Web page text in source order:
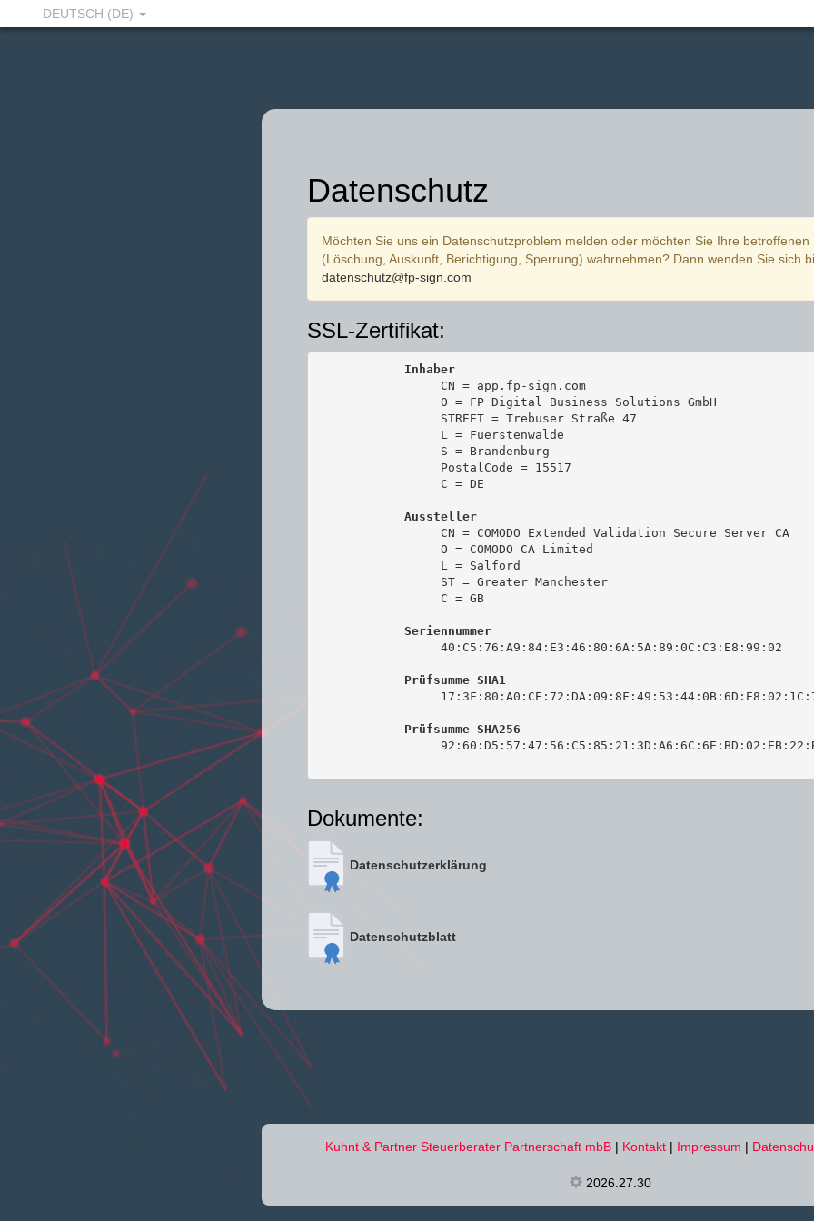
DEUTSCH (DE)
Datenschutz
Möchten Sie uns ein Datenschutzproblem melden oder möchten Sie Ihre betroffenen
(Löschung, Auskunft, Berichtigung, Sperrung) wahrnehmen? Dann wenden Sie sich
datenschutz@fp-sign.com
SSL-Zertifikat:
Inhaber
                 CN = app.fp-sign.com
                 O = FP Digital Business Solutions GmbH
                 STREET = Trebuser Straße 47
                 L = Fuerstenwalde
                 S = Brandenburg
                 PostalCode = 15517
                 C = DE
Aussteller
                 CN = COMODO Extended Validation Secure Server CA
                 O = COMODO CA Limited
                 L = Salford
                 ST = Greater Manchester
                 C = GB
Seriennummer
                 40:C5:76:A9:84:E3:46:80:6A:5A:89:0C:C3:E8:99:02
Prüfsumme SHA1
Prüfsumme SHA256
Dokumente:
Datenschutzerklärung
Datenschutzblatt
Kuhnt & Partner Steuerberater Partnerschaft mbB| Kontakt| Impressum |
2026.27.30